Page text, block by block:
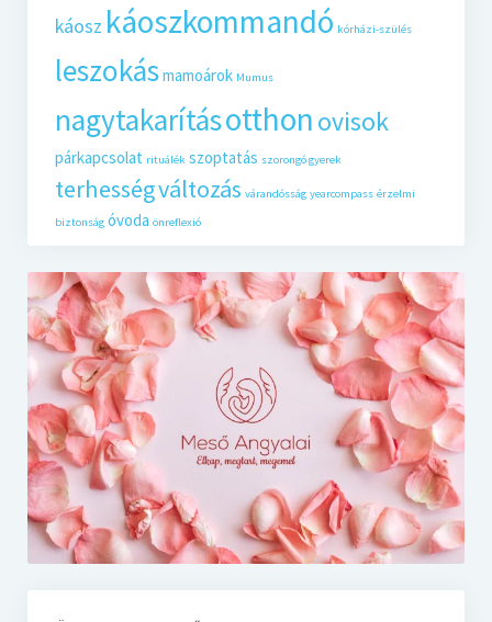
káosz káoszkommandó kórházi-szülés
leszokásmamoárok Mumus
nagytakarításotthon ovisok
párkapcsolat rituálék szoptatás szorongó gyerek
terhességváltozás várandósság yearcompass érzelmi
biztonság óvoda önreflexió